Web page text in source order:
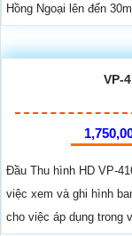
Hồng Ngoại lên đến
VP-
Đầu Thu hình HD VP-
việc xem và ghi hình
cho việc áp dụng trong